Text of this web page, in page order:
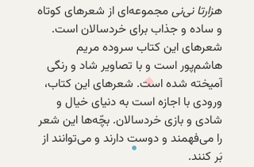
هزارتا نی‌نیمجموعه‌ای از شعرهای کوتاه
و ساده و جذاب برای خردسالان است.
شعرهای این کتاب سروده مریم
هاشم‌پور است و با تصاویر شاد و رنگی
آمیخته شده است. شعرهای این کتاب،
ورودی با اجازه است به دنیای خیال و
شادی و بازی خردسالان. بچّه‌ها این شعر
را می‌فهمند و دوست دارند و می‌توانند از
بَر كنند.